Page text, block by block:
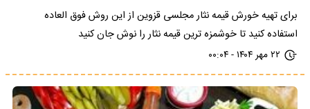
برای تهیه خورش قیمه نثار مجلسی قزوین از این روش فوق العاده
استفاده کنید تا خوشمزه ترین قیمه نثار را نوش جان کنید
۲۲ مهر ۱۴۰۴ - ۰۰:۰۴